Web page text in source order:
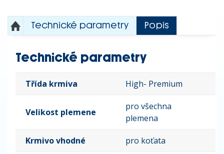
Technické parametry Popis
Technické parametry
Třída krmiva High- Premium
Velikost plemene
pro všechna
plemena
Krmivo vhodné pro koťata